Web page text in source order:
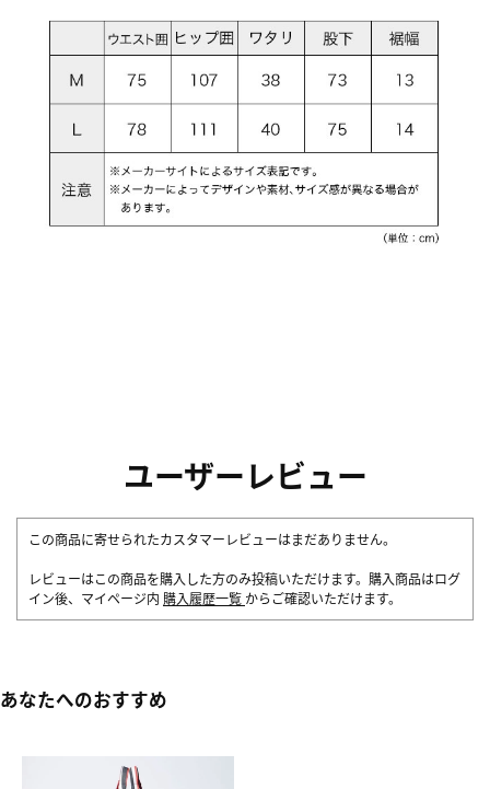
ユーザーレビュー
この商品に寄せられたカスタマーレビューはまだありません。
レビューはこの商品を購入した方のみ投稿いただけます。購入商品はログ
イン後、マイページ内 購入履歴一覧 からご確認いただけます。
あなたへのおすすめ